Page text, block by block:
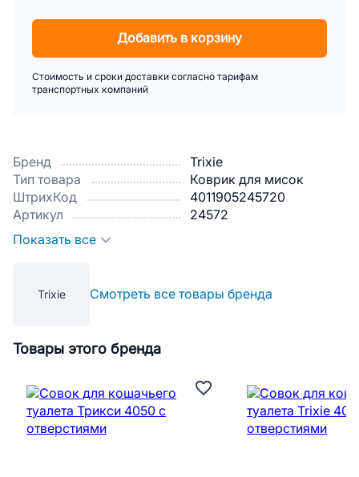
Бренд
Trixie
Тип товара
Коврик для мисок
ШтрихКод
4011905245720
Артикул
24572
Показать все
Trixie Смотреть все товары бренда
Добавить в корзину
Стоимость и сроки доставки согласно тарифам
транспортных компаний
Товары этого бренда